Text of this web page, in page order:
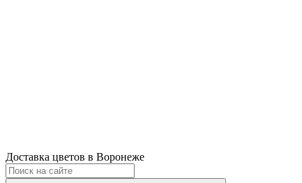
Доставка цветов в Воронеже